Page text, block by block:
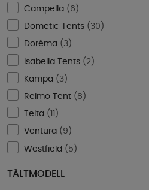
Campella ( 6 )
Dometic Tents ( 30 )
Doréma ( 3)
Isabella Tents ( 2 )
Kampa ( 3)
Reimo Tent ( 8 )
Telta ( )
Ventura ( 9 )
Westfield ( 5 )
TÄLTMODELL